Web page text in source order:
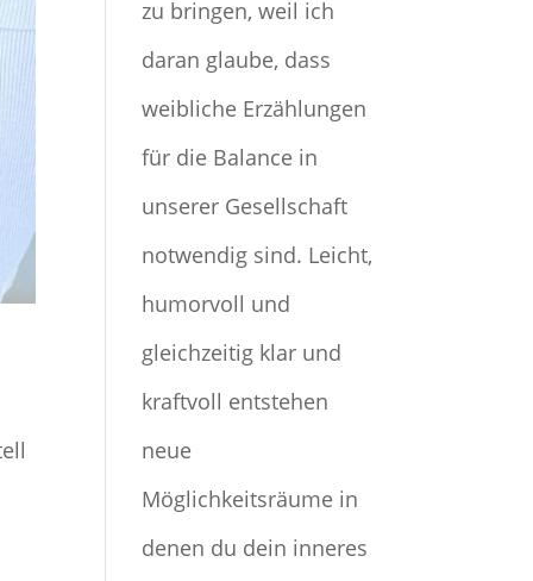
zu bringen, weil ich
daran glaube, dass
weibliche Erzählungen
für die Balance in
unserer Gesellschaft
notwendig sind. Leicht,
humorvoll und
gleichzeitig klar und
kraftvoll entstehen
neue
Möglichkeitsräume in
denen du dein inneres